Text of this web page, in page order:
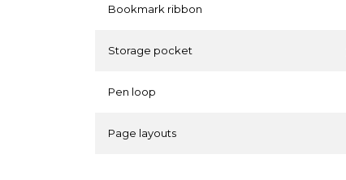
Bookmark ribbon
Storage pocket
Pen loop
Page layouts